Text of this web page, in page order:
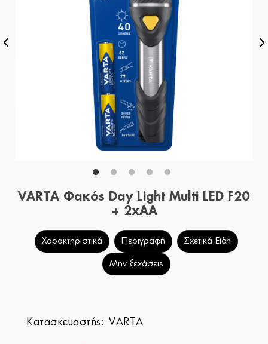
VARTA Φακός Day Light Multi LED F20
+ 2xAA
Χαρακτηριστικά Περιγραφή Σχετικά Είδη
Μην ξεχάσεις
Κατασκευαστής:VARTA